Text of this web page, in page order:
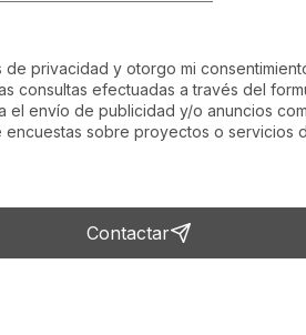
privacidad y otorgo mi
consultas efectuadas a través del
el envío de publicidad y/o anuncios
sobre proyectos o servicios
Contactar